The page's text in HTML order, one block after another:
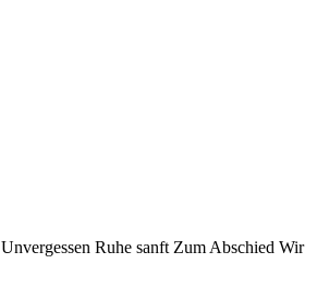
Unvergessen Ruhe sanft Zum Abschied Wir